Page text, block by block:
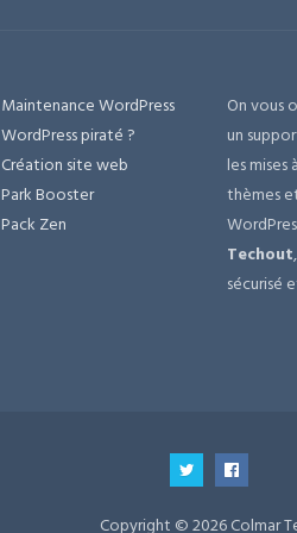
Maintenance WordPress
WordPress piraté ?
Création site web
Park Booster
Pack Zen
On vous
un
les mises
thèmes
Techout
sécurisé
Copyright © 2026 Colmar